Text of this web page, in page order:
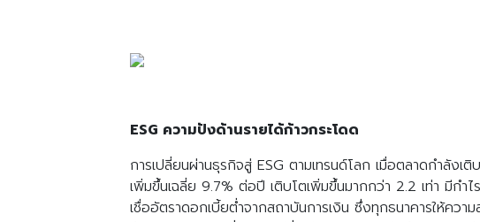
ESG ความปังด้านรายได้ก้าวกระโดด
การเปลี่ยนผ่านธุรกิจสู่ ESG ตามเทรนด์โลก เมื่อตลาดกำลัง
เพิ่มขึ้นเฉลี่ย 9.7% ต่อปี เติบโตเพิ่มขึ้นมากกว่า 2.2 เท่า มีกำ
เชื่ออัตราดอกเบี้ยต่ำจากสถาบันการเงิน ซึ่งทุกธนาคารให้คว